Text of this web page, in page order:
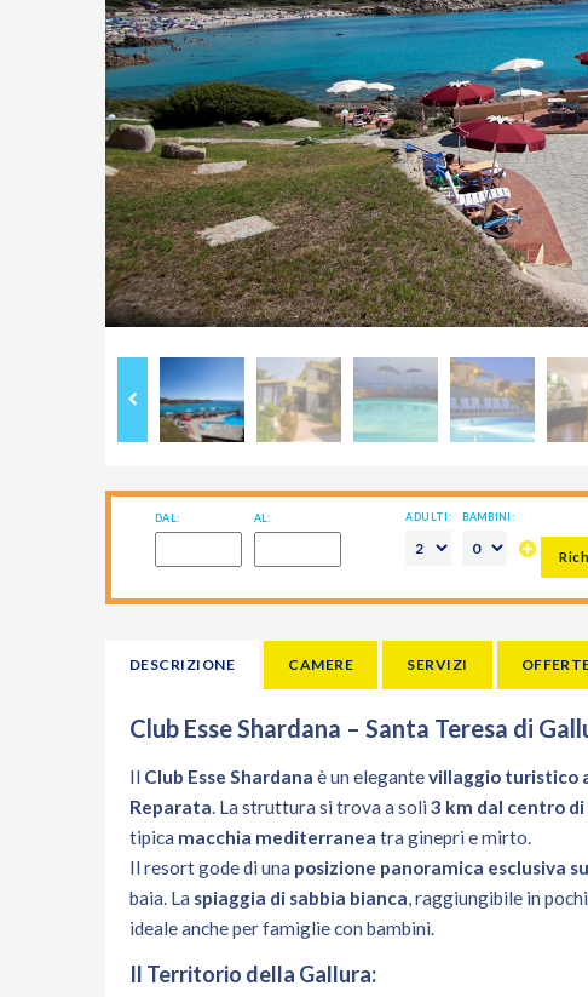
DAL: AL: ADULTI: BAMBINI:
DESCRIZIONE CAMERE SERVIZI
Club Esse Shardana – Santa Teresa di
Il Club Esse Shardana è un elegantevillaggio turistico
Reparata . La struttura si trova a soli3 km dal centro
tipica macchia mediterranea tra ginepri e mirto.
Il resort gode di una posizione panoramica esclusiva
baia. La spiaggia di sabbia bianca , raggiungibile in
ideale anche per famiglie con bambini.
Il Territorio della Gallura: